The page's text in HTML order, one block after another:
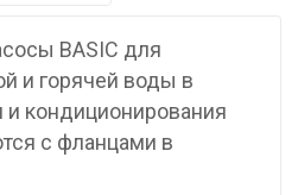
BASIC для
и горячей воды в
и кондиционирования
с фланцами в